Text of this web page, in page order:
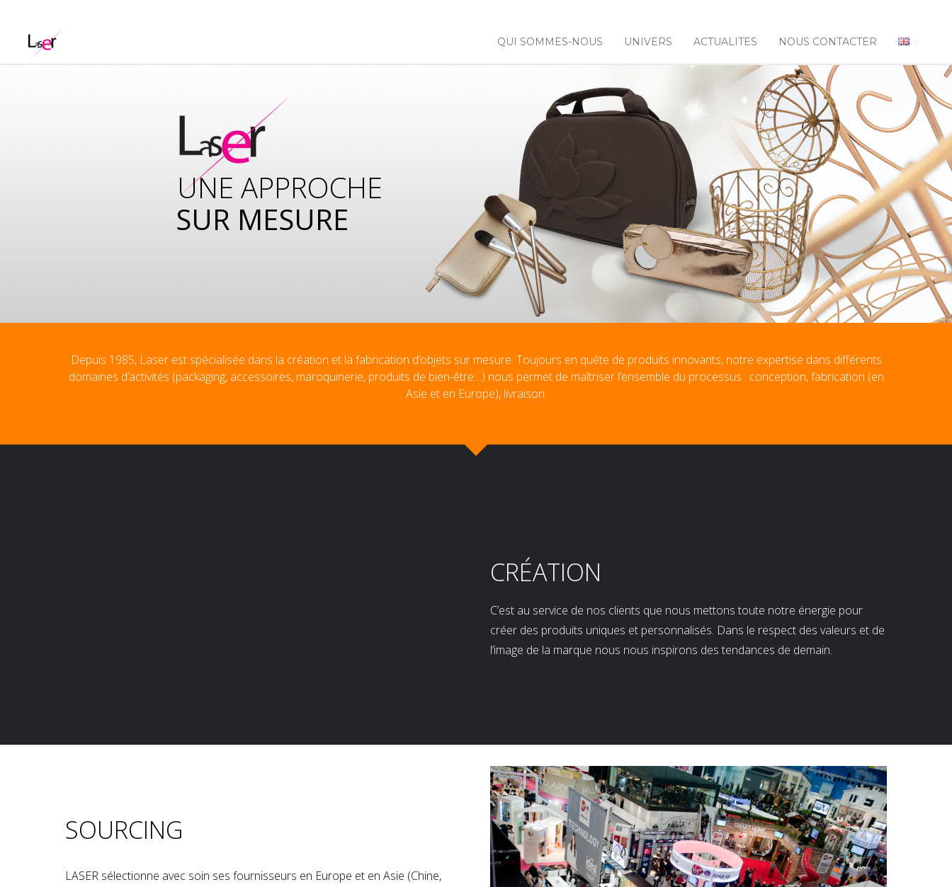
QUI SOMMES-NOUS UNIVERS ACTUALITES NOUS CONTACTER
SUR MESURE
UNE APPROCHE
Depuis 1985, Laser est spécialisée dans la création et la fabrication d’objets sur mesure. Toujours en quête de produits innovants, notre expertise dans différents
domaines d’activités (packaging, accessoires, maroquinerie, produits de bien-être…) nous permet de maîtriser l’ensemble du processus : conception, fabrication (en
Asie et en Europe), livraison.
CRÉATION
C’est au service de nos clients que nous mettons toute notre énergie pour
créer des produits uniques et personnalisés. Dans le respect des valeurs et de
l’image de la marque nous nous inspirons des tendances de demain.
SOURCING
LASER sélectionne avec soin ses fournisseurs en Europe et en Asie (Chine,